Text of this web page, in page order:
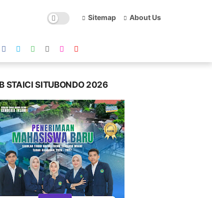
Sitemap About Us
STAICI SITUBONDO 2026